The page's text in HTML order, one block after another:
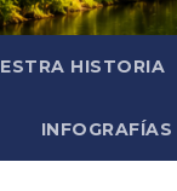
HISTORIA
INFOGRAFÍAS